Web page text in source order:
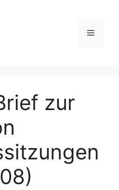
Menü
zur